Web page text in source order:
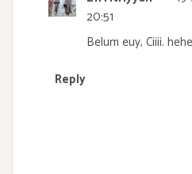
20:51
Belum euy, Ciiii.
Reply